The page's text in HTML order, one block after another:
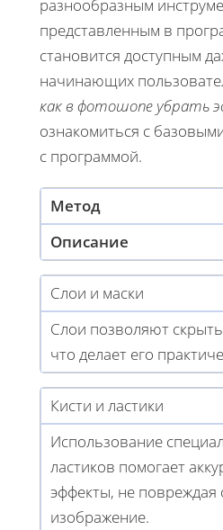
разнообразным
представленным в
становится доступным
начинающих
как в фотошопе убрать
ознакомиться с
с программой.
Метод
Описание
Слои и маски
Слои позволяют
что делает его
Кисти и ластики
Использование
ластиков помогает
эффекты, не повреждая
изображение.